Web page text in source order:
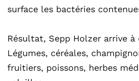
surface les bactéries
Résultat, Sepp Holzer arrive
Légumes, céréales,
fruitiers, poissons, herbes